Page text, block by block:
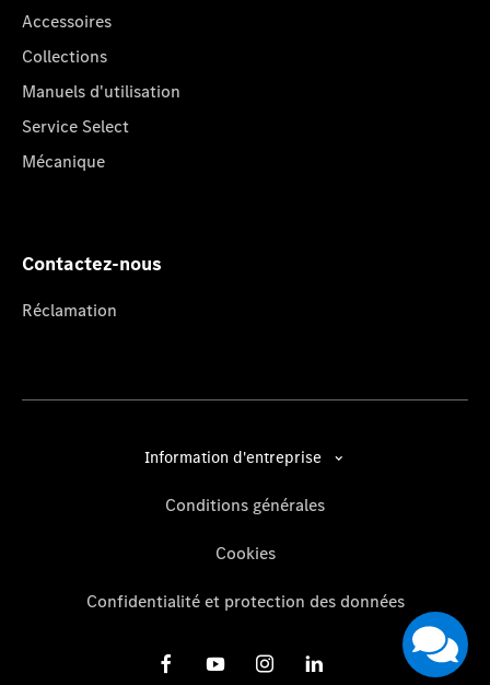
Accessoires
Collections
Manuels d'utilisation
Service Select
Mécanique
Contactez-nous
Réclamation
Information d'entreprise
Conditions générales
Cookies
Confidentialité et protection des données